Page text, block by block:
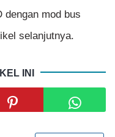
dengan mod bus
selanjutnya.
INI